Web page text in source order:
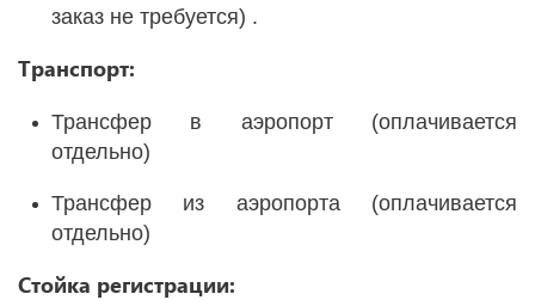
заказ не требуется) .
Транспорт:
Трансфер в аэропорт (оплачивается
отдельно)
Трансфер из аэропорта (оплачивается
отдельно)
Стойка регистрации: